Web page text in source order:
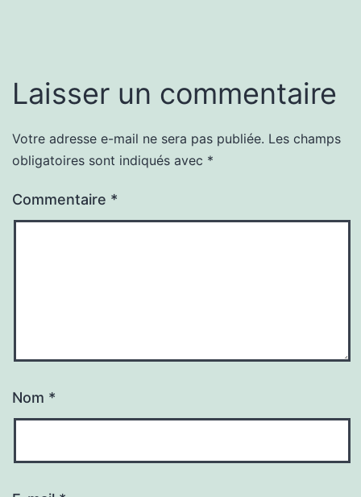
Laisser un commentaire
Votre adresse e-mail ne sera pas publiée. Les champs
obligatoires sont indiqués avec *
Commentaire *
Nom *